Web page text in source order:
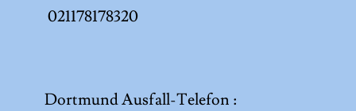
021178178320
Dortmund Ausfall-Telefon :